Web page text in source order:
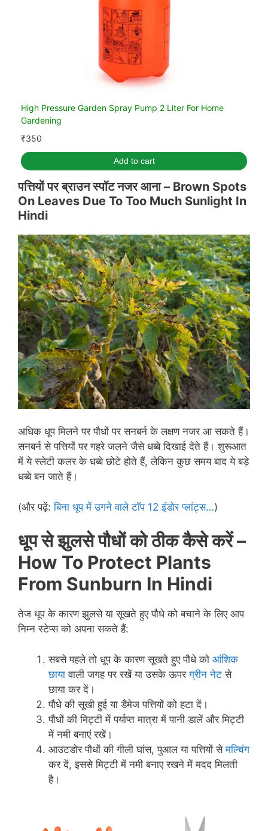
High Pressure Garden Spray Pump 2 Liter For Home
Gardening
₹350
Add to cart
पत्तियों पर ब्राउन स्पॉट नजर आना – Brown Spots
On Leaves Due To Too Much Sunlight In
Hindi
अधिक धूप मिलने पर पौधों पर सनबर्न के लक्षण नजर आ सकते हैं।
सनबर्न से पत्तियों पर गहरे जलने जैसे धब्बे दिखाई देते हैं। शुरूआत
में ये स्लेटी कलर के धब्बे छोटे होते हैं, लेकिन कुछ समय बाद ये बड़े
धब्बे बन जाते हैं।
(और पढ़ें:बिना धूप में उगने वाले टॉप 12 इंडोर प्लांट्स…)
धूप से झुलसे पौधों को ठीक कैसे करें–
How To Protect Plants
From Sunburn In Hindi
तेज धूप के कारण झुलसे या सूखते हुए पौधे को बचाने के लिए आप
निम्न स्टेप्स को अपना सकते हैं:
सबसे पहले तो धूप के कारण सूखते हुए पौधे को आंशिक
छाया वाली जगह पर रखें या उसके ऊपरग्रीन नेट से
छाया कर दें।
पौधे की सूखी हुई या डैमेज पत्तियों को हटा दें।
पौधों की मिट्टी में पर्याप्त मात्रा में पानी डालें और मिट्टी
में नमी बनाएं रखें।
आउटडोर पौधों की गीली घांस, पुआल या पत्तियों सेमल्चिंग
कर दें, इससे मिट्टी में नमी बनाए रखने में मदद मिलती
है।